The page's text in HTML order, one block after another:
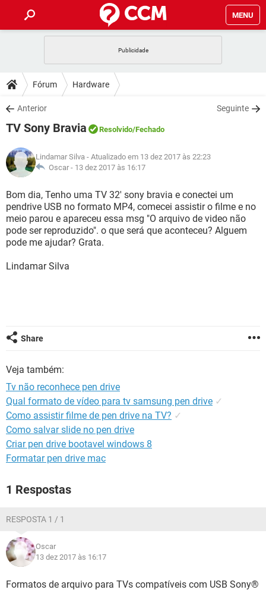
MENU
CELULAR
OUTLOOK
INSTAGRAM GMAIL
GUIA DE COMPRAS
DICAS
JOGOS
INSTAGRAM GMAIL
GUIA DE COMPRAS
DOWNLOADS
JOGOS WHATSAPP
CELULAR
OUTLOOK EXCEL
INSTAGRAM GMAIL
GUIA DE COMPRAS
JOGOS WHATSAPP
CELULAR
OUTLOOK EXCEL
INSTAGRAM GMAIL
GUIA DE COMPRAS
GLOSSÁRIO
JOGOS WHATSAPP
CELULAR FACEBOOK
OUTLOOK EXCEL
INSTAGRAM
GUIA DE COMPRAS
Fórum Hardware
Anterior Seguinte
TV Sony Bravia Resolvido/Fechado
Lindamar Silva - Atualizado em 13 dez 2017 às 22:23
Oscar - 13 dez 2017 às 16:17
Bom dia, Tenho uma TV 32' sony bravia e conectei um
pendrive USB no formato MP4, comecei assistir o filme e no
meio parou e apareceu essa msg "O arquivo de video não
pode ser reproduzido". o que será que aconteceu? Alguem
pode me ajudar? Grata.
Lindamar Silva
Share
Veja também:
Tv não reconhece pen drive
Qual formato de vídeo para tv samsung pen drive ✓
Como assistir filme de pen drive na TV? ✓
Como salvar slide no pen drive
Criar pen drive bootavel windows 8
Formatar pen drive mac
1 Respostas
RESPOSTA 1 / 1
Oscar
13 dez 2017 às 16:17
Formatos de arquivo para TVs compatíveis com USB Sony®